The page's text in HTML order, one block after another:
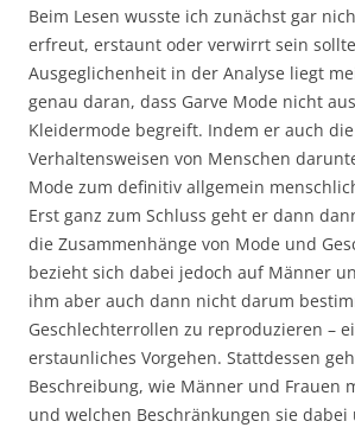
Beim Lesen wusste ich zunächst gar
erfreut, erstaunt oder verwirrt sein
Ausgeglichenheit in der Analyse liegt
genau daran, dass Garve Mode nicht
Kleidermode begreift. Indem er auch
Verhaltensweisen von Menschen
Mode zum definitiv allgemein
Erst ganz zum Schluss geht er dann
die Zusammenhänge von Mode und
bezieht sich dabei jedoch auf Männer
ihm aber auch dann nicht darum
Geschlechterrollen zu reproduzieren –
erstaunliches Vorgehen. Stattdessen
Beschreibung, wie Männer und Frauen
und welchen Beschränkungen sie